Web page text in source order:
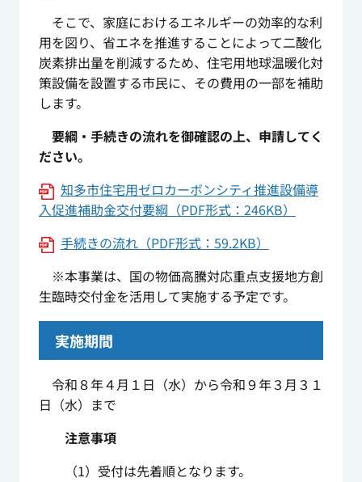
そこで、家庭におけるエネルギーの効率的な利
用を図り、省エネを推進することによって二酸化
炭素排出量を削減するため、住宅用地球温暖化対
策設備を設置する市民に、その費用の一部を補助
します。
要綱・手続きの流れを御確認の上、申請してく
ださい。
知多市住宅用ゼロカーボンシティ推進設備導
入促進補助金交付要綱（PDF形式：246KB）
手続きの流れ（PDF形式：59.2KB）
※本事業は、国の物価高騰対応重点支援地方創
生臨時交付金を活用して実施する予定です。
実施期間
令和８年４月１日（水）から令和９年３月３１
日（水）まで
注意事項
（1）受付は先着順となります。